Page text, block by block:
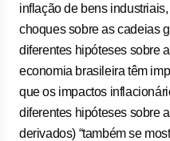
inflação de bens
choques sobre as cadeias
diferentes hipóteses sobre
economia brasileira têm
que os impactos
diferentes hipóteses sobre
derivados) “também se